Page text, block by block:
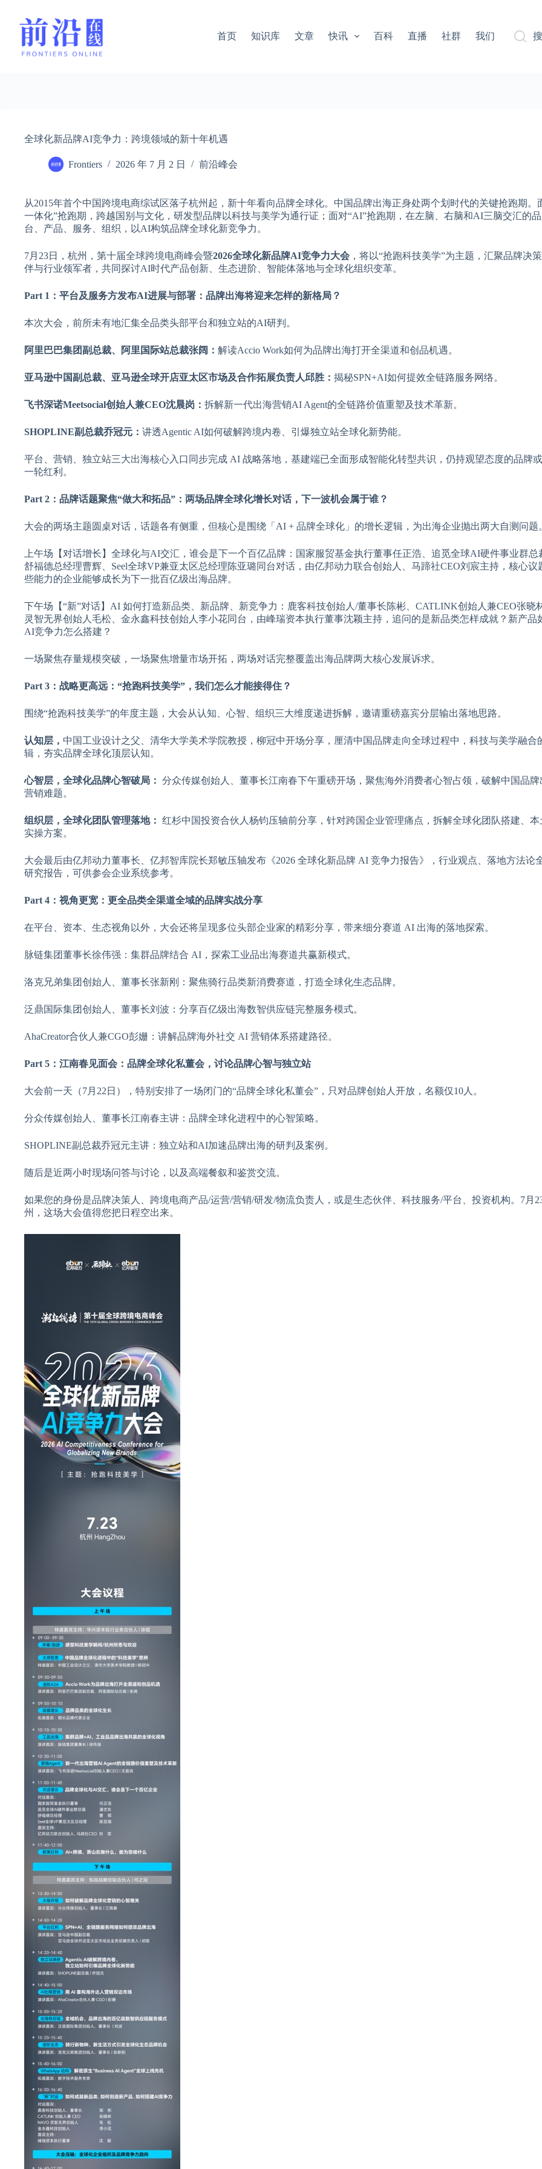
首页 知识库 文章 快讯 百科 直播 社群 我们
全球化新品牌AI竞争力：跨境领域的新十年机遇
Frontiers 2026 年 7 月 2 日 前沿峰会
从2015年首个中国跨境电商综试区落子杭州起，新十年看向品牌全球化。中国品牌出海正身处两个划时代的关键抢跑期。
一体化”抢跑期，跨越国别与文化，研发型品牌以科技与美学为通行证；面对“AI”抢跑期，在左脑、右脑和AI三脑交汇的
台、产品、服务、组织，以AI构筑品牌全球化新竞争力。
7月23日，杭州，第十届全球跨境电商峰会暨2026全球化新品牌AI竞争力大会 ，将以“抢跑科技美学”为主题，汇聚品牌决
伴与行业领军者，共同探讨AI时代产品创新、生态进阶、智能体落地与全球化组织变革。
Part 1：平台及服务方发布AI进展与部署：品牌出海将迎来怎样的新格局？
本次大会，前所未有地汇集全品类头部平台和独立站的AI研判。
阿里巴巴集团副总裁、阿里国际站总裁张阔： 解读Accio Work如何为品牌出海打开全渠道和创品机遇。
亚马逊中国副总裁、亚马逊全球开店亚太区市场及合作拓展负责人邱胜： 揭秘SPN+AI如何提效全链路服务网络。
飞书深诺Meetsocial创始人兼CEO沈晨岗： 拆解新一代出海营销AI Agent的全链路价值重塑及技术革新。
SHOPLINE副总裁乔冠元： 讲透Agentic AI如何破解跨境内卷、引爆独立站全球化新势能。
平台、营销、独立站三大出海核心入口同步完成 AI 战略落地，基建端已全面形成智能化转型共识，仍持观望态度的品牌
一轮红利。
Part 2：品牌话题聚焦“做大和拓品”：两场品牌全球化增长对话，下一波机会属于谁？
大会的两场主题圆桌对话，话题各有侧重，但核心是围绕「AI + 品牌全球化」的增长逻辑，为出海企业抛出两大自测问题
上午场【对话增长】全球化与AI交汇，谁会是下一个百亿品牌：国家服贸基金执行董事任正浩、追觅全球AI硬件事业群总
舒福德总经理曹辉、Seel全球VP兼亚太区总经理陈亚璐同台对话，由亿邦动力联合创始人、马蹄社CEO刘宸主持，核心议
些能力的企业能够成长为下一批百亿级出海品牌。
下午场【“新”对话】AI 如何打造新品类、新品牌、新竞争力：鹿客科技创始人/董事长陈彬、CATLINK创始人兼CEO张晓
灵智无界创始人毛松、金永鑫科技创始人李小花同台，由峰瑞资本执行董事沈颖主持，追问的是新品类怎样成就？新产品
AI竞争力怎么搭建？
一场聚焦存量规模突破，一场聚焦增量市场开拓，两场对话完整覆盖出海品牌两大核心发展诉求。
Part 3：战略更高远：“抢跑科技美学”，我们怎么才能接得住？
围绕“抢跑科技美学”的年度主题，大会从认知、心智、组织三大维度递进拆解，邀请重磅嘉宾分层输出落地思路。
认知层， 中国工业设计之父、清华大学美术学院教授，柳冠中开场分享，厘清中国品牌走向全球过程中，科技与美学融合
辑，夯实品牌全球化顶层认知。
心智层，全球化品牌心智破局： 分众传媒创始人、董事长江南春下午重磅开场，聚焦海外消费者心智占领，破解中国品
营销难题。
组织层，全球化团队管理落地： 红杉中国投资合伙人杨钧压轴前分享，针对跨国企业管理痛点，拆解全球化团队搭建、
实操方案。
大会最后由亿邦动力董事长、亿邦智库院长郑敏压轴发布《2026 全球化新品牌 AI 竞争力报告》，行业观点、落地方法论
研究报告，可供参会企业系统参考。
Part 4：视角更宽：更全品类全渠道全域的品牌实战分享
在平台、资本、生态视角以外，大会还将呈现多位头部企业家的精彩分享，带来细分赛道 AI 出海的落地探索。
脉链集团董事长徐伟强：集群品牌结合 AI，探索工业品出海赛道共赢新模式。
洛克兄弟集团创始人、董事长张新刚：聚焦骑行品类新消费赛道，打造全球化生态品牌。
泛鼎国际集团创始人、董事长刘波：分享百亿级出海数智供应链完整服务模式。
AhaCreator合伙人兼CGO彭姗：讲解品牌海外社交 AI 营销体系搭建路径。
Part 5：江南春见面会：品牌全球化私董会，讨论品牌心智与独立站
大会前一天（7月22日），特别安排了一场闭门的“品牌全球化私董会”，只对品牌创始人开放，名额仅10人。
分众传媒创始人、董事长江南春主讲：品牌全球化进程中的心智策略。
SHOPLINE副总裁乔冠元主讲：独立站和AI加速品牌出海的研判及案例。
随后是近两小时现场问答与讨论，以及高端餐叙和鉴赏交流。
如果您的身份是品牌决策人、跨境电商产品/运营/营销/研发/物流负责人，或是生态伙伴、科技服务/平台、投资机构。7月
州，这场大会值得您把日程空出来。